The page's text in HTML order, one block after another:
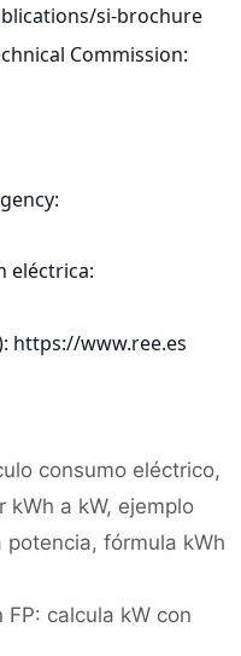
si-brochure
Commission:
eléctrica:
https://www.ree.es
consumo eléctrico,
kWh a kW, ejemplo
potencia, fórmula kWh
FP: calcula kW con